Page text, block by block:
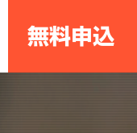
無料申込